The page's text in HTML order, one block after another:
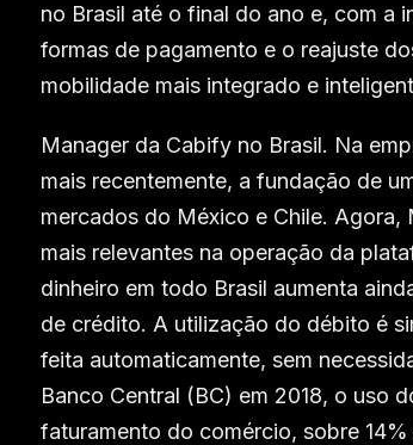
no Brasil até o final do ano e, com a
formas de pagamento e o reajuste
mobilidade mais integrado e
Manager da Cabify no Brasil. Na
mais recentemente, a fundação de
mercados do México e Chile.
mais relevantes na operação da
dinheiro em todo Brasil aumenta
de crédito. A utilização do débito é
feita automaticamente, sem
Banco Central (BC) em 2018, o uso
faturamento do comércio, sobre